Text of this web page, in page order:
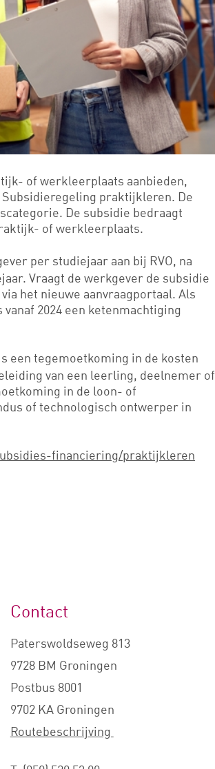
of werkleerplaats aanbieden,
praktijkleren. De
De subsidie bedraagt
of werkleerplaats.
per studiejaar aan bij RVO, na
Vraagt de werkgever de subsidie
het nieuwe aanvraagportaal. Als
2024 een ketenmachtiging
een tegemoetkoming in de kosten
van een leerling, deelnemer of
in de loon- of
of technologisch ontwerper in
financiering/praktijkleren
Contact
Paterswoldseweg 813
9728 BM Groningen
Postbus 8001
9702 KA Groningen
Routebeschrijving